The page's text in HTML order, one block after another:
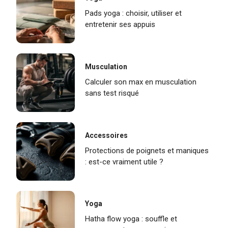
Pads yoga : choisir, utiliser et
entretenir ses appuis
Musculation
Calculer son max en musculation
sans test risqué
Accessoires
Protections de poignets et maniques
: est-ce vraiment utile ?
Yoga
Hatha flow yoga : souffle et